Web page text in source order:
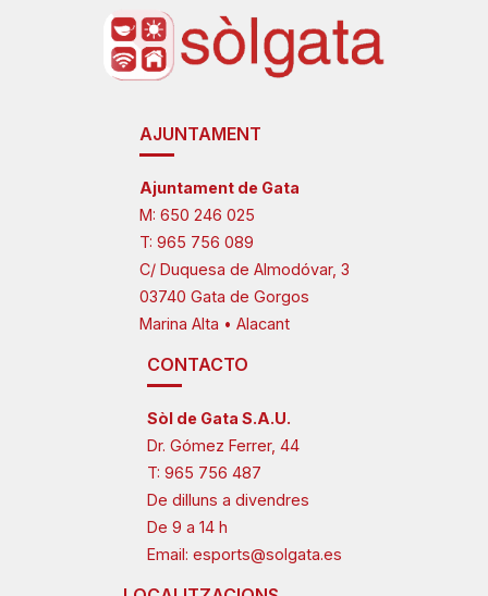
AJUNTAMENT
Ajuntament de Gata
M: 650 246 025
T: 965 756 089
C/ Duquesa de Almodóvar, 3
03740 Gata de Gorgos
Marina Alta • Alacant
CONTACTO
Sòl de Gata S.A.U.
Dr. Gómez Ferrer, 44
T: 965 756 487
De dilluns a divendres
De 9 a 14 h
Email: esports@solgata.es